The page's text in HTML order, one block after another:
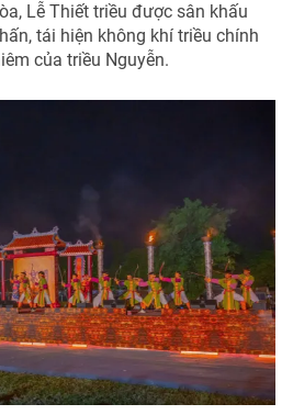
Lễ Thiết triều được sân khấu
tái hiện không khí triều chính
của triều Nguyễn.